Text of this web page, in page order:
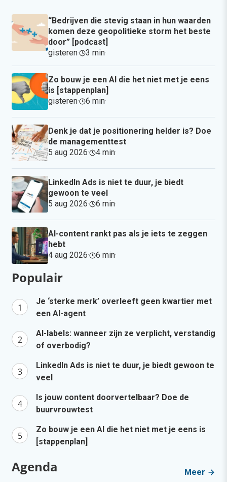
“Bedrijven die stevig staan in hun waarden
komen deze geopolitieke storm het beste
door” [podcast]
gisteren· 3 min·
Zo bouw je een AI die het niet met je eens
is [stappenplan]
gisteren· 6 min·
Denk je dat je positionering helder is? Doe
de managementtest
5 aug 2026· 4 min·
LinkedIn Ads is niet te duur, je biedt
gewoon te veel
5 aug 2026· 6 min·
AI-content rankt pas als je iets te zeggen
hebt
4 aug 2026· 6 min·
Populair
Je ‘sterke merk’ overleeft geen kwartier met
een AI-agent
AI-labels: wanneer zijn ze verplicht, verstandig
of overbodig?
LinkedIn Ads is niet te duur, je biedt gewoon te
veel
Is jouw content doorvertelbaar? Doe de
buurvrouwtest
Zo bouw je een AI die het niet met je eens is
[stappenplan]
Agenda Meer